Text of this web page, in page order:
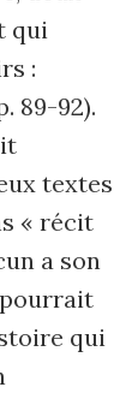
qui
:
89-92).
textes
« récit
a son
qui